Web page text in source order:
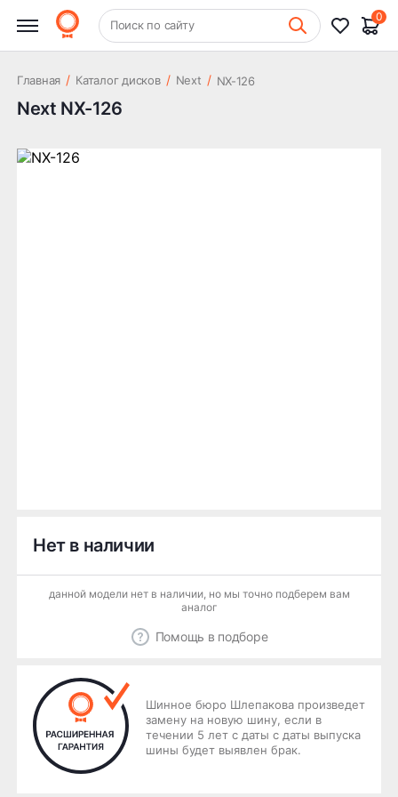
+7 (831) 261-35-35 Шиномонтаж
Поиск по сайту
0
Главная / Каталог дисков / Next / NX-126
Next NX-126
Нет в наличии
данной модели нет в наличии, но мы точно подберем вам
аналог
Помощь в подборе
Шинное бюро Шлепакова произведет
замену на новую шину, если в
течении 5 лет с даты с даты выпуска
шины будет выявлен брак.